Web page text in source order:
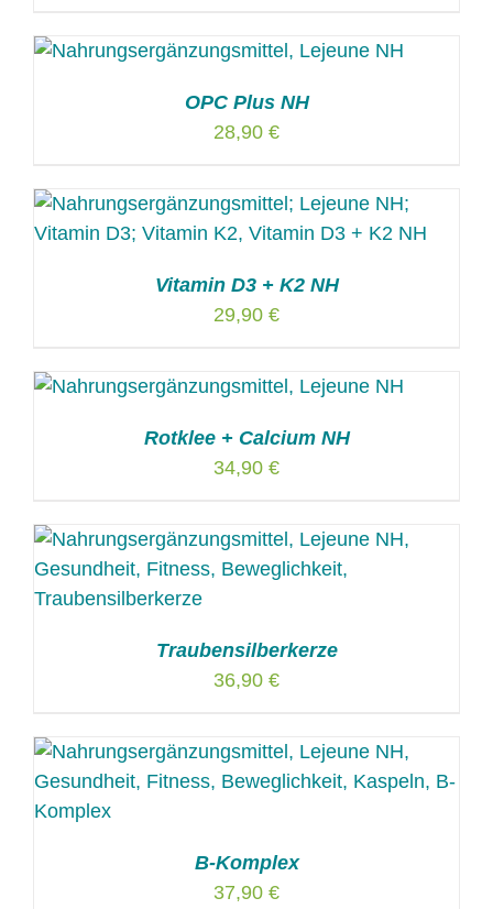
OPC Plus NH
28,90 €
Vitamin D3 + K2 NH
29,90 €
Rotklee + Calcium NH
34,90 €
Traubensilberkerze
36,90 €
B-Komplex
37,90 €